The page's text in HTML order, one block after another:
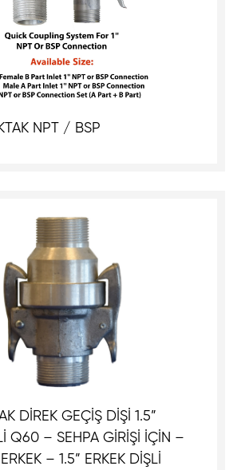
NPT / BSP
DİREK GEÇİŞ DİŞİ 1.5”
Q60 – SEHPA GİRİŞİ İÇİN –
– 1.5” ERKEK DİŞLİ